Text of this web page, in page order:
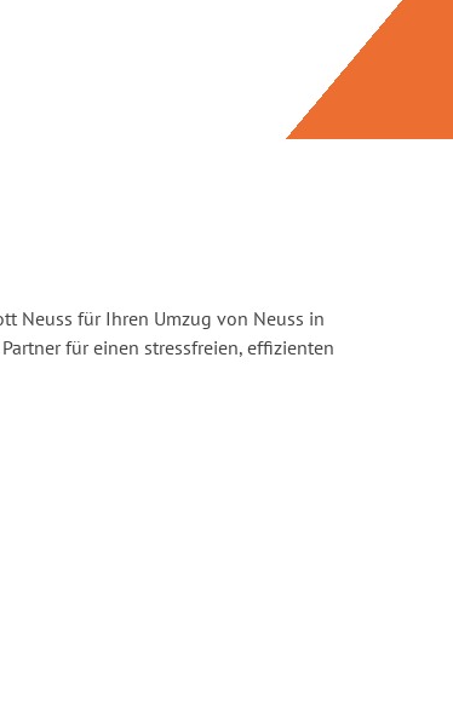
Neuss für Ihren Umzug von Neuss in
für einen stressfreien, effizienten